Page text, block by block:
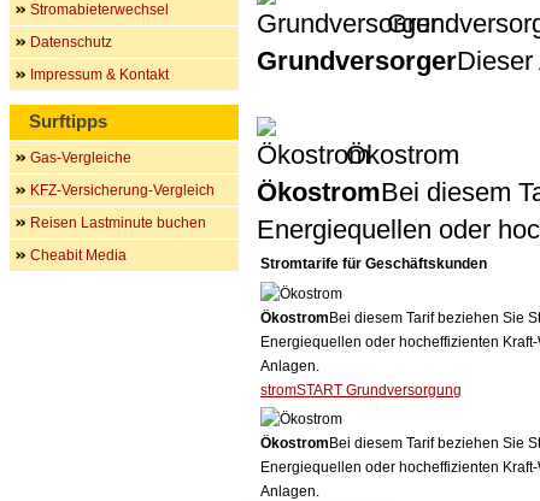
GrundversorgerDieser
Ökostrom
ÖkostromBei diesem
Energiequellen oder
Stromtarife für Geschäftskunden
Ökostrom Bei diesem Tarif beziehen Sie
Energiequellen oder hocheffizienten
Anlagen.
stromSTART Grundversorgung
Ökostrom Bei diesem Tarif beziehen Sie
Energiequellen oder hocheffizienten
Anlagen.
Stromabieterwechsel
Datenschutz
Impressum & Kontakt
Surftipps
Gas-Vergleiche
KFZ-Versicherung-Vergleich
Reisen Lastminute buchen
Cheabit Media